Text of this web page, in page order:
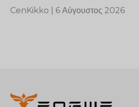
your requirements.
CenKikko | 6 Αύγουστος 2026